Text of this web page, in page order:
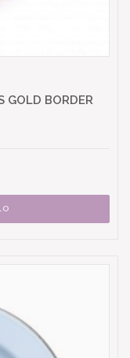
GOLD BORDER